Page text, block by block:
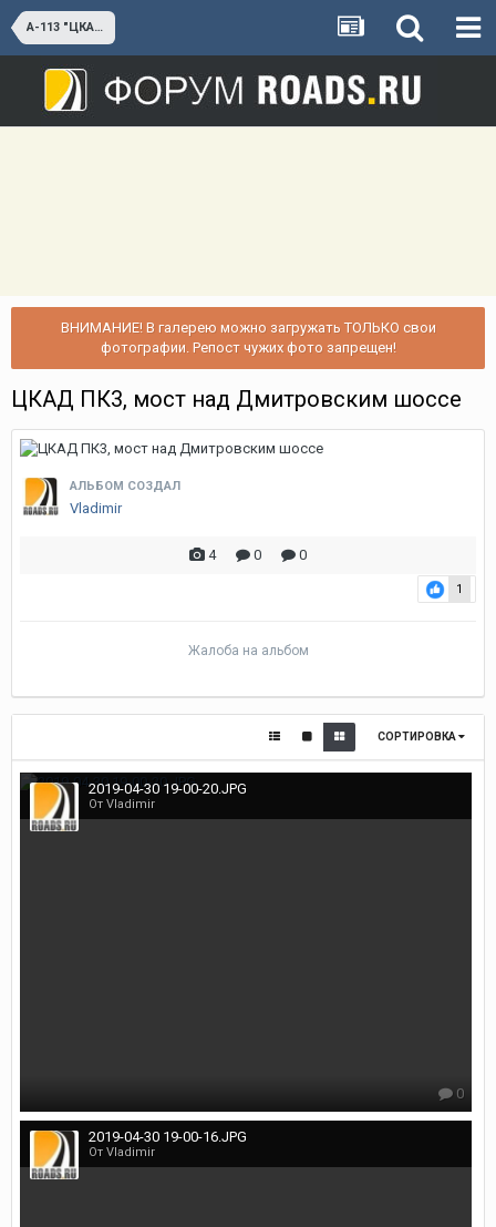
А-113 "ЦКАД"
ВНИМАНИЕ! В галерею можно загружать ТОЛЬКО свои
фотографии. Репост чужих фото запрещен!
ЦКАД ПК3, мост над Дмитровским шоссе
АЛЬБОМ СОЗДАЛ
Vladimir
4 0 0
1
Жалоба на альбом
СОРТИРОВКА
2019-04-30 19-00-20.JPG
От Vladimir
0
2019-04-30 19-00-16.JPG
От Vladimir